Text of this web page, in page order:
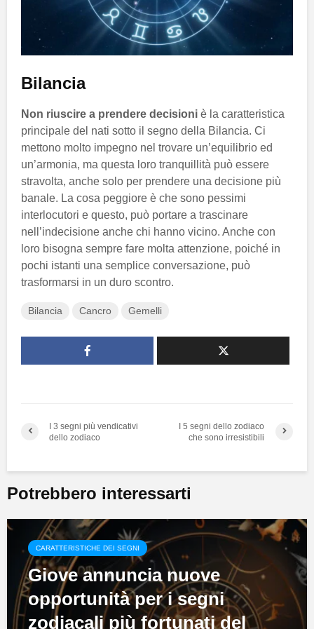
Bilancia
Non riuscire a prendere decisioni è la caratteristica
principale del nati sotto il segno della Bilancia. Ci
mettono molto impegno nel trovare un’equilibrio ed
un’armonia, ma questa loro tranquillità può essere
stravolta, anche solo per prendere una decisione più
banale. La cosa peggiore è che sono pessimi
interlocutori e questo, può portare a trascinare
nell’indecisione anche chi hanno vicino. Anche con
loro bisogna sempre fare molta attenzione, poiché in
pochi istanti una semplice conversazione, può
trasformarsi in un duro scontro.
Bilancia Cancro Gemelli
I 3 segni più vendicativi
dello zodiaco
I 5 segni dello zodiaco
che sono irresistibili
Potrebbero interessarti
CARATTERISTICHE DEI SEGNI
Giove annuncia nuove
opportunità per i segni
zodiacali più fortunati del